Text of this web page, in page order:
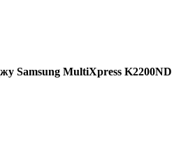
Samsung MultiXpress K2200ND